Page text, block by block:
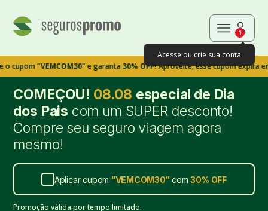
1
Acesse ou crie sua conta
"VEMCOM30"e garanta30% OFF!Aproveite, esse cupom expira em 9m39s
COMEÇOU! 08.08 especial de Dia
dos Pais com um SUPER desconto!
Compre seu seguro viagem agora
mesmo!
Aplicar cupom "VEMCOM30" com30% OFF
Promoção válida por tempo limitado.